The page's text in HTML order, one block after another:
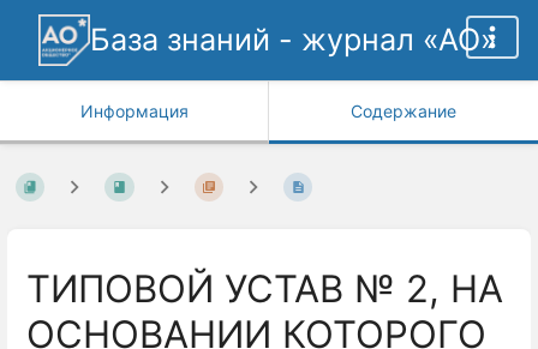
База знаний - журнал «АО»
Информация Содержание
ТИПОВОЙ УСТАВ № 2, НА
ОСНОВАНИИ КОТОРОГО